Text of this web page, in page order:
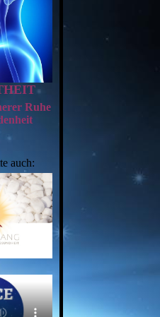
Ruhe
auch: